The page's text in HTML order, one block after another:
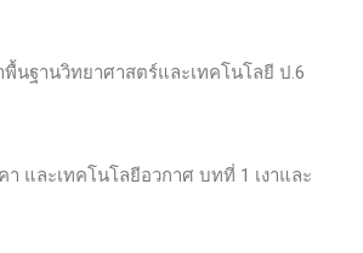
พื้นฐานวิทยาศาสตร์และเทคโนโลยี ป.6
า และเทคโนโลยีอวกาศ บทที่ 1 เงาและ